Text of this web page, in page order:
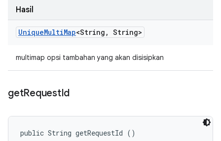
Hasil
UniqueMultiMap<String , String>
multimap opsi tambahan yang akan disisipkan
getRequestId
public String getRequestId ()